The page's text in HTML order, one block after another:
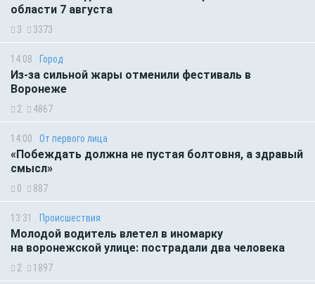
области 7 августа
3 3373
14:08 Город
Из-за сильной жары отменили фестиваль в
Воронеже
2 4867
14:00 От первого лица
«Побеждать должна не пустая болтовня, а здравый
смысл»
0 887
13:31 Происшествия
Молодой водитель влетел в иномарку
на воронежской улице: пострадали два человека
2 1897